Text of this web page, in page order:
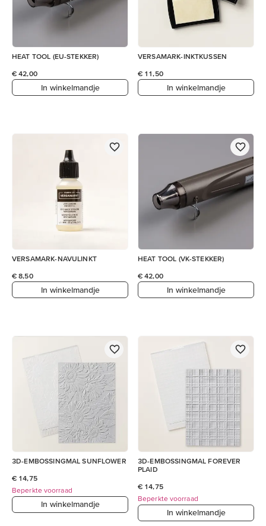
HEAT TOOL (EU-STEKKER)
€ 42,00
In winkelmandje
VERSAMARK-INKTKUSSEN
€ 11,50
In winkelmandje
VERSAMARK-NAVULINKT
€ 8,50
In winkelmandje
HEAT TOOL (VK-STEKKER)
€ 42,00
In winkelmandje
3D-EMBOSSINGMAL SUNFLOWER
€ 14,75
Beperkte voorraad
In winkelmandje
3D-EMBOSSINGMAL FOREVER
PLAID
€ 14,75
Beperkte voorraad
In winkelmandje